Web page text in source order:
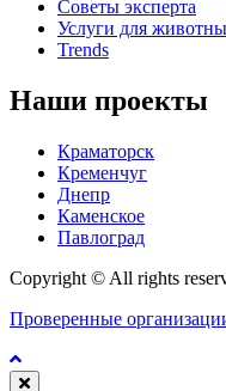
Советы эксперта
Услуги для
Trends
Наши проекты
Краматорск
Кременчуг
Днепр
Каменское
Павлоград
Copyright © All rights
Проверенные